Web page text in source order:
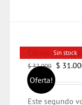
Sin stock
Oferta!
$32.000 El
precio
$
Este segundo